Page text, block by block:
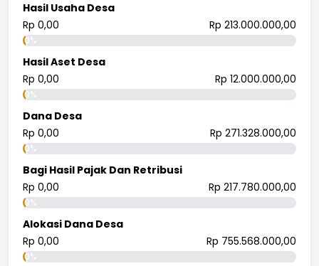
Hasil Usaha Desa
Rp 0,00
Rp 213.000.000,00
0%
Hasil Aset Desa
Rp 0,00
Rp 12.000.000,00
0%
Dana Desa
Rp 0,00
Rp 271.328.000,00
0%
Bagi Hasil Pajak Dan Retribusi
Rp 0,00
Rp 217.780.000,00
0%
Alokasi Dana Desa
Rp 0,00
Rp 755.568.000,00
0%